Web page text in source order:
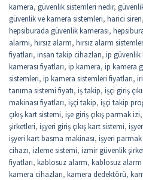
kamera, güvenlik sistemleri nedir,
güvenlik ve kamera sistemleri, harici siren,
hepsiburada güvenlik kamerası,
alarmi, hırsız alarm, hırsız alarm
fiyatları, insan takip cihazları, ip güvenlik
kamerası fiyatları, ip kamera, ip kamera
sistemleri, ip kamera sistemleri fiyatları,
tanıma sistemi fiyatı, iş takip, işçi giriş
makinası fiyatları, işçi takip, işçi takip
çıkış kart sistemi, işe giriş çıkış parmak izi,
şirketleri, işyeri giriş çıkış kart sistemi,
işyeri kart basma makinası, işyeri
cihazı, izleme sistemi, izmir güvenlik
fiyatları, kablosuz alarm, kablosuz alarm
kamera cihazları, kamera dedektörü,